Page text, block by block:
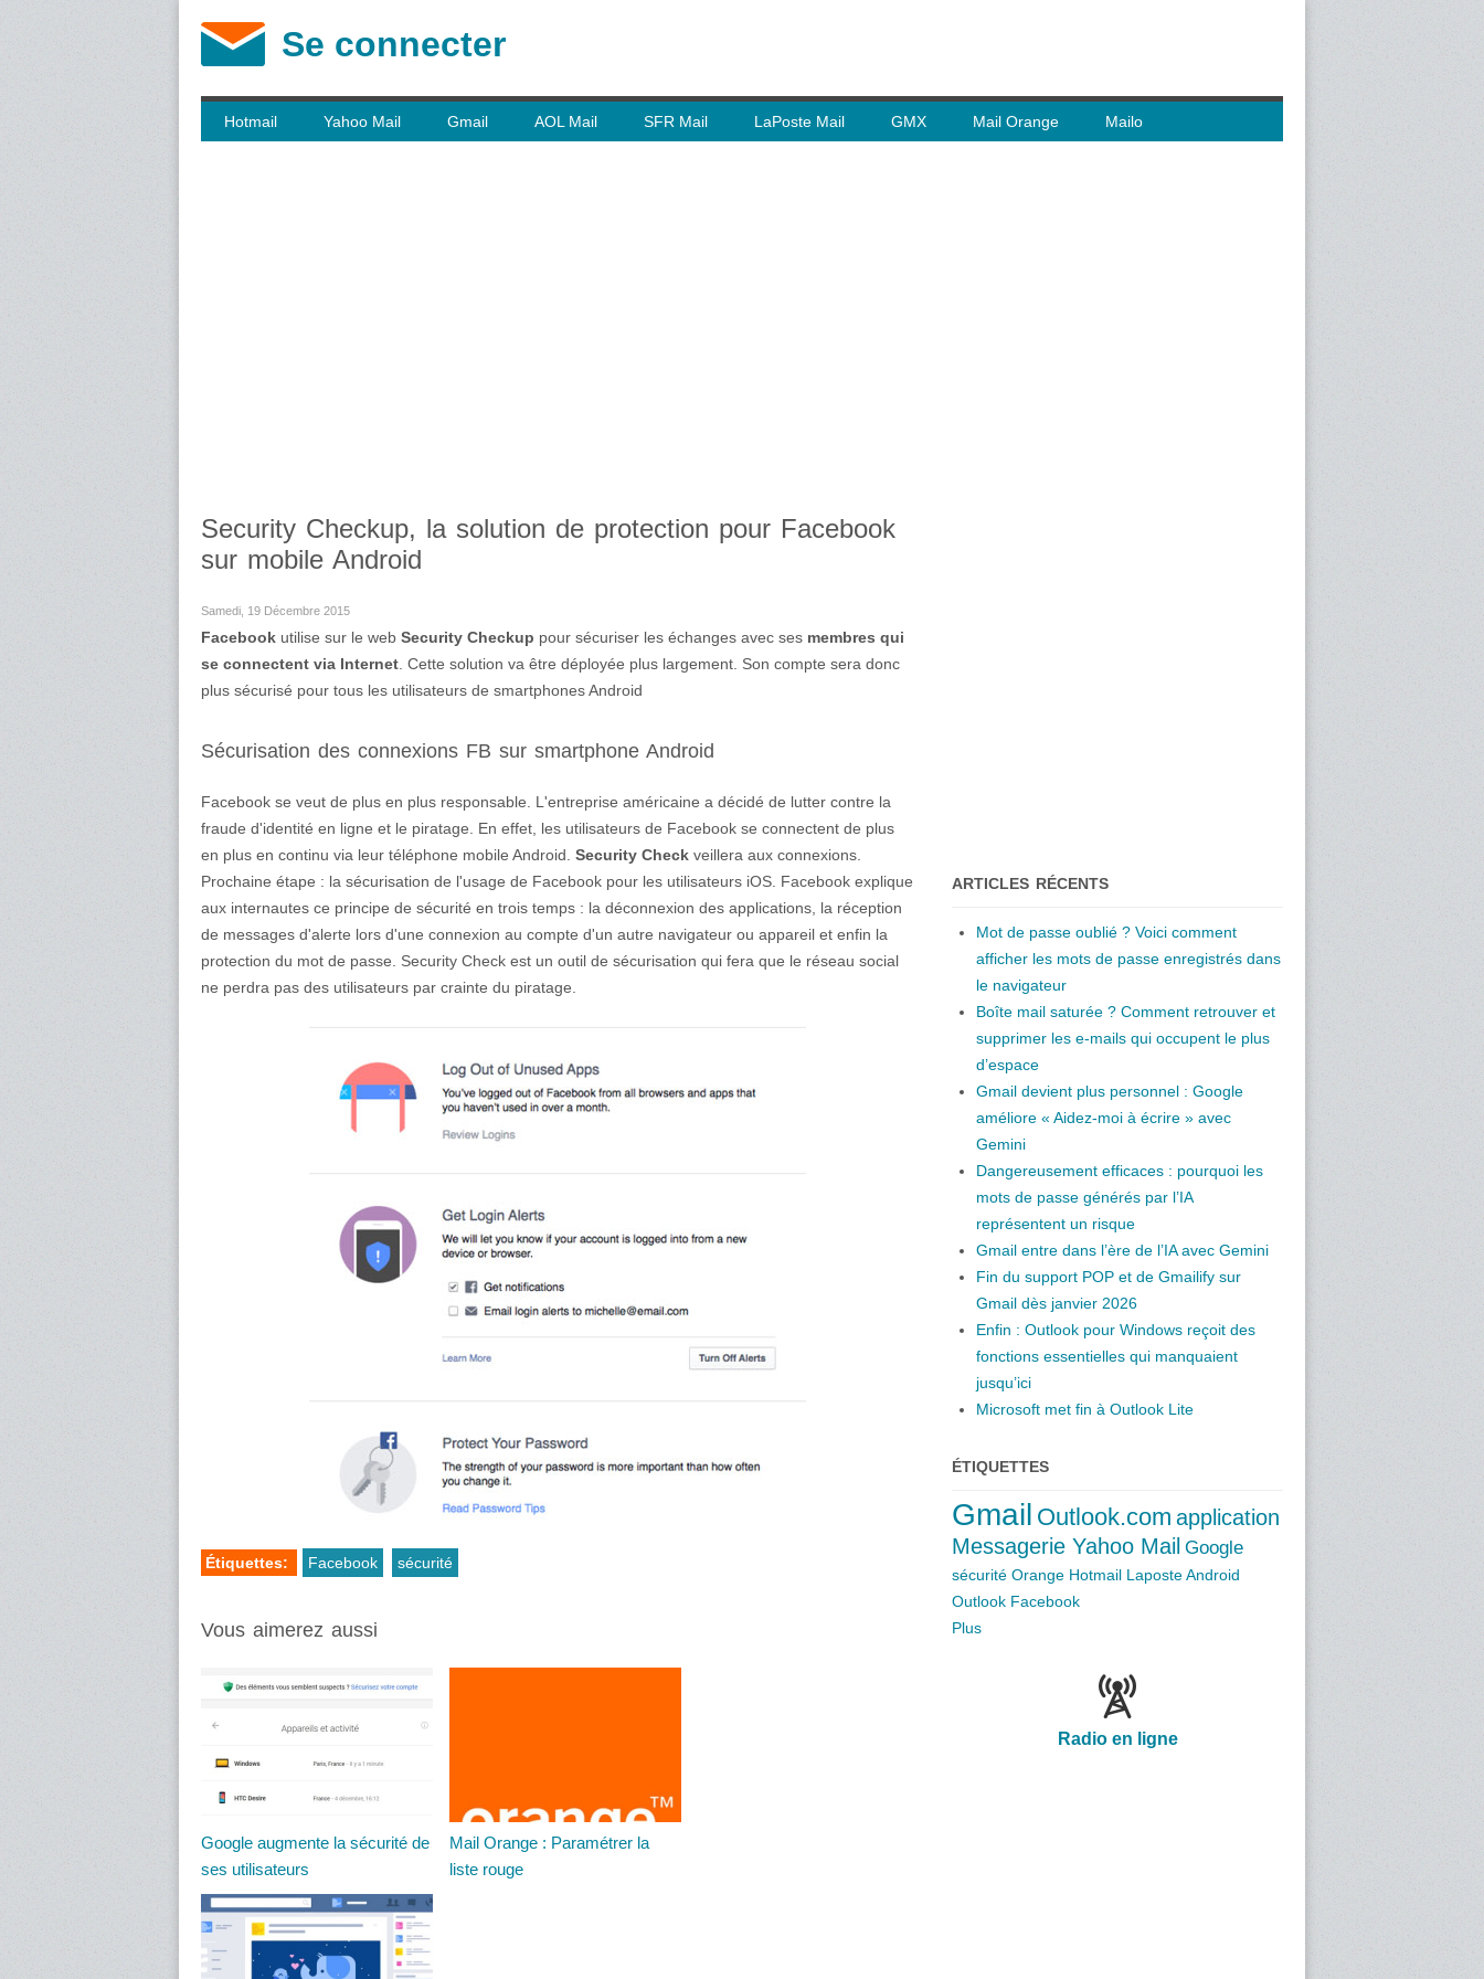
Se connecter
Hotmail Yahoo Mail Gmail AOL Mail SFR Mail LaPoste Mail GMX Mail Orange Mailo
Security Checkup, la solution de protection pour Facebook
sur mobile Android
Samedi, 19 Décembre 2015
Facebook utilise sur le web Security Checkup pour sécuriser les échanges avec ses membres qui
se connectent via Internet . Cette solution va être déployée plus largement. Son compte sera donc
plus sécurisé pour tous les utilisateurs de smartphones Android
Sécurisation des connexions FB sur smartphone Android
Facebook se veut de plus en plus responsable. L'entreprise américaine a décidé de lutter contre la
fraude d'identité en ligne et le piratage. En effet, les utilisateurs de Facebook se connectent de plus
en plus en continu via leur téléphone mobile Android. Security Check veillera aux connexions.
Prochaine étape : la sécurisation de l'usage de Facebook pour les utilisateurs iOS. Facebook explique
aux internautes ce principe de sécurité en trois temps : la déconnexion des applications, la réception
de messages d'alerte lors d'une connexion au compte d'un autre navigateur ou appareil et enfin la
protection du mot de passe. Security Check est un outil de sécurisation qui fera que le réseau social
ne perdra pas des utilisateurs par crainte du piratage.
Étiquettes: Facebook sécurité
Vous aimerez aussi
Google augmente la sécurité de
ses utilisateurs
Mail Orange : Paramétrer la
liste rouge
ARTICLES RÉCENTS
Mot de passe oublié ? Voici comment
afficher les mots de passe enregistrés dans
le navigateur
Boîte mail saturée ? Comment retrouver et
supprimer les e-mails qui occupent le plus
d’espace
Gmail devient plus personnel : Google
améliore « Aidez-moi à écrire » avec
Gemini
Dangereusement efficaces : pourquoi les
mots de passe générés par l’IA
représentent un risque
Gmail entre dans l’ère de l’IA avec Gemini
Fin du support POP et de Gmailify sur
Gmail dès janvier 2026
Enfin : Outlook pour Windows reçoit des
fonctions essentielles qui manquaient
jusqu’ici
Microsoft met fin à Outlook Lite
ÉTIQUETTES
Gmail Outlook.com application
Messagerie Yahoo Mail Google
sécurité Orange Hotmail LaposteAndroid
Outlook Facebook
Plus
Radio en ligne